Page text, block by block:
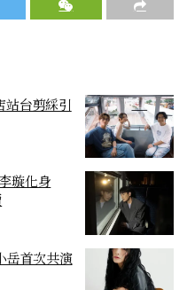
站台剪綵引
璇化身
岳首次共演